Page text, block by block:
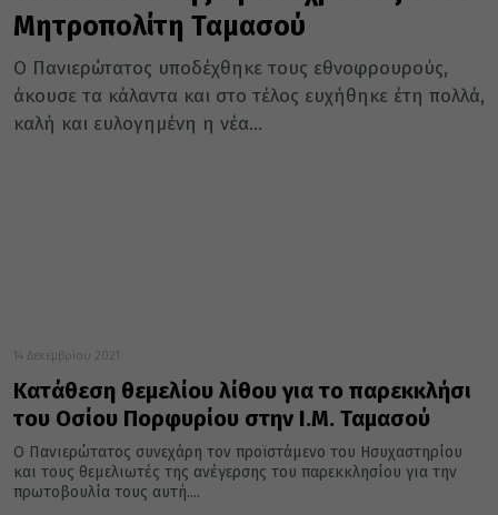
Μητροπολίτη Ταμασού
Ο Πανιερώτατος υποδέχθηκε τους εθνοφρουρούς,
άκουσε τα κάλαντα και στο τέλος ευχήθηκε έτη πολλά,
καλή και ευλογημένη η νέα...
14 Δεκεμβρίου 2021
Κατάθεση θεμελίου λίθου για το παρεκκλήσι
του Οσίου Πορφυρίου στην Ι.Μ. Ταμασού
Ο Πανιερώτατος συνεχάρη τον προϊστάμενο του Ησυχαστηρίου
και τους θεμελιωτές της ανέγερσης του παρεκκλησίου για την
πρωτοβουλία τους αυτή....